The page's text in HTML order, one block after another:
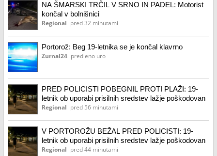
NA ŠMARSKI TRČIL V SRNO IN PADEL: Motorist
končal v bolnišnici
Regional pred 32 minutami
Portorož: Beg 19-letnika se je končal klavrno
Zurnal24 pred eno uro
PRED POLICISTI POBEGNIL PROTI PLAŽI: 19-
letnik ob uporabi prisilnih sredstev lažje poškodovan
Regional pred 56 minutami
V PORTOROŽU BEŽAL PRED POLICISTI: 19-
letnik ob uporabi prisilnih sredstev lažje poškodovan
Regional pred 44 minutami